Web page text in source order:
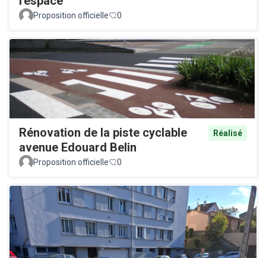
Proposition officielle 0
Rénovation de la piste cyclable
avenue Edouard Belin
Réalisé
Proposition officielle 0